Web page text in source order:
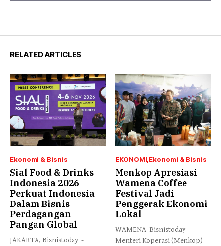
RELATED ARTICLES
Ekonomi & Bisnis
Sial Food & Drinks
Indonesia 2026
Perkuat Indonesia
Dalam Bisnis
Perdagangan
Pangan Global
JAKARTA, Bisnistoday -
EKONOMI Ekonomi & Bisnis
Menkop Apresiasi
Wamena Coffee
Festival Jadi
Penggerak Ekonomi
Lokal
WAMENA, Bisnistoday -
Menteri Koperasi (Menkop)